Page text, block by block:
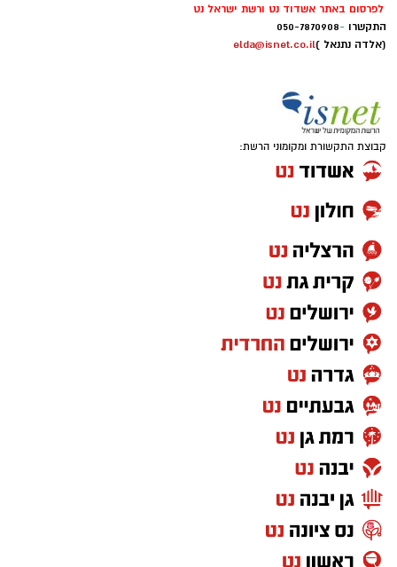
לפרסום באתר אשדוד נט ורשת ישראל נט
התקשרו -
050-7870908
(אלדה נתנאל )elda@isnet.co.il
קבוצת התקשורת ומקומוני הרשת: